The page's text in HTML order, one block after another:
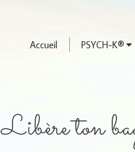
Accueil PSYCH-K®
Libère ton